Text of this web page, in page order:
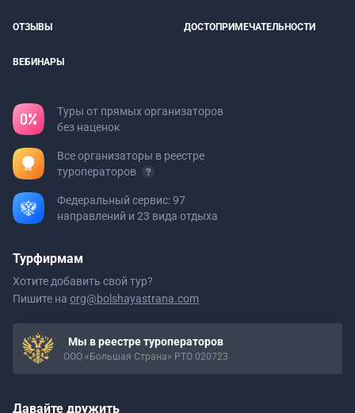
ОТЗЫВЫ ДОСТОПРИМЕЧАТЕЛЬНОСТИ
ВЕБИНАРЫ
Туры от прямых организаторов
без наценок
Все организаторы в реестре
туроператоров
Федеральный сервис: 97
направлений и 23 вида отдыха
Турфирмам
Хотите добавить свой тур?
Пишите на org@bolshayastrana.com
Мы в реестре туроператоров
ООО «Большая Страна» РТО 020723
Давайте дружить